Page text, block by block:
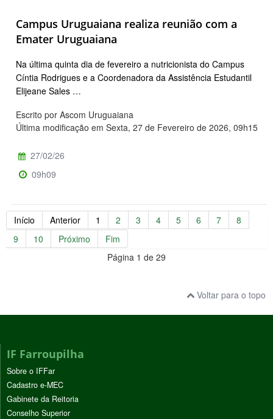
Campus Uruguaiana realiza reunião com a
Emater Uruguaiana
Na última quinta dia de fevereiro a nutricionista do Campus
Cíntia Rodrigues e a Coordenadora da Assistência Estudantil
Elijeane Sales …
Escrito por Ascom Uruguaiana
Última modificação em Sexta, 27 de Fevereiro de 2026, 09h15
27/02/26
09h09
Início Anterior 1 2 3 4 5 6 7
8
9
10 Próximo
Fim
Página 1 de 29
Voltar para o topo
IF Farroupilha
Sobre o IFFar
Cadastro e-MEC
Gabinete da Reitoria
Conselho Superior